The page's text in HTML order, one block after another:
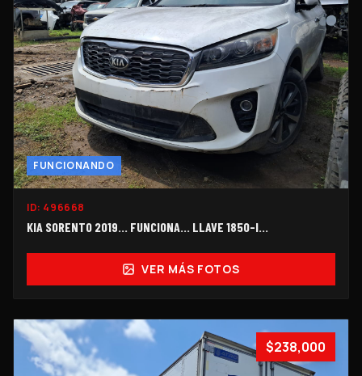
FUNCIONANDO
ID: 496668
KIA SORENTO 2019... FUNCIONA… LLAVE 1850-I...
VER MÁS FOTOS
$238,000